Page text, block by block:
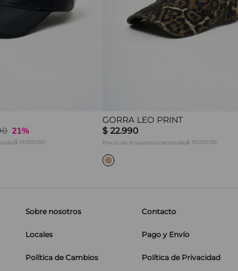
21%
$ 19.000,00
GORRA LEO PRINT
$ 22.990
Precio sin impuestos nacionales$ 19.000,00
Sobre nosotros Contacto
Locales Pago y Envío
Política de Cambios Política de Privacidad